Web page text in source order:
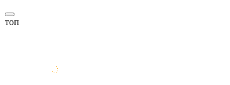
топ